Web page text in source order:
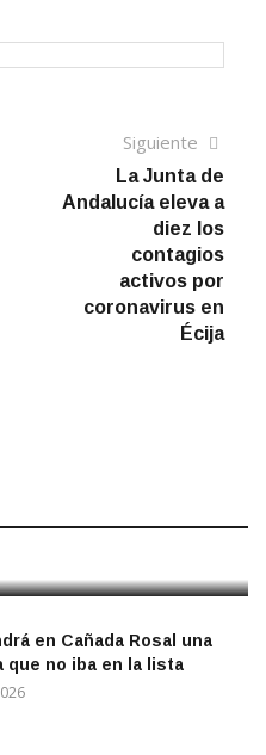
Siguiente
La Junta de
Andalucía eleva a
diez los
contagios
activos por
coronavirus en
Écija
a Écija al Día
en Cañada Rosal una
que no iba en la lista